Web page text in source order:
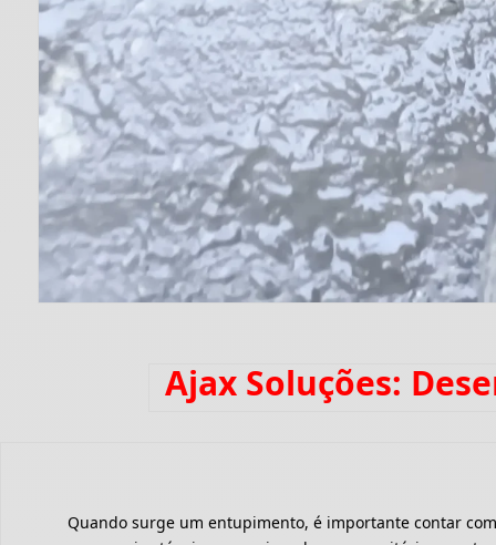
Ajax Soluções:
Quando surge um entupimento, é importante contar